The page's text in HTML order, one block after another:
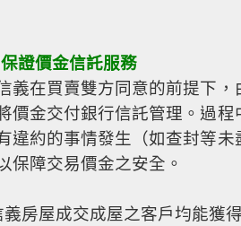
證價金信託服務
義在買賣雙方同意的前提下
價金交付銀行信託管理。過
違約的事情發生（如查封等
保障交易價金之安全。
房屋成交成屋之客戶均能獲